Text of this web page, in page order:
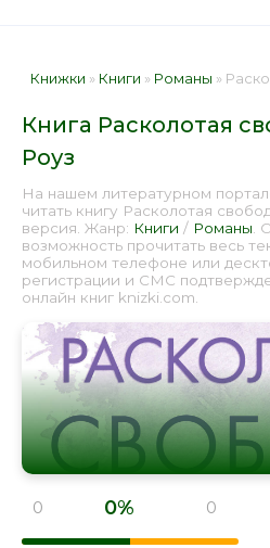
Книжки » Книги » Романы » Расколотая
Книга Расколотая
Роуз
На нашем литературном
читать книгу Расколотая
версия. Жанр: Книги / Романы .
возможность прочитать весь
мобильном телефоне или
регистрации и СМС
онлайн книг knizki.com.
0 0% 0